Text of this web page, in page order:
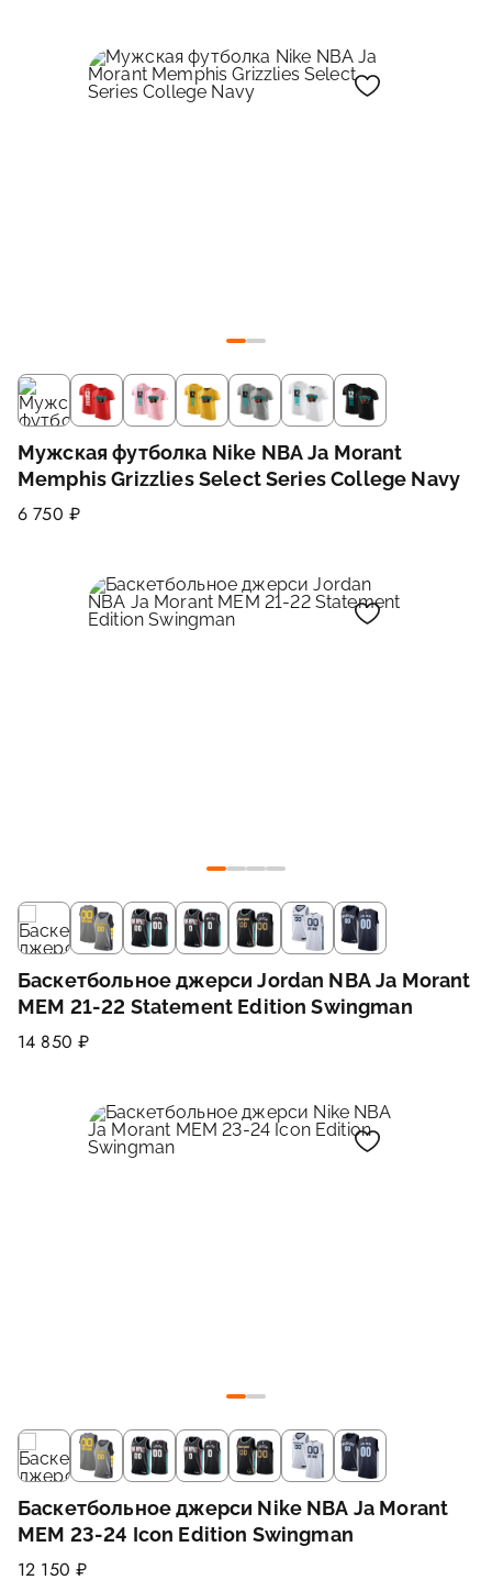
Мужская футболка Nike NBA Ja Morant
Memphis Grizzlies Select Series College Navy
6 750 ₽
Баскетбольное джерси Jordan NBA Ja Morant
MEM 21-22 Statement Edition Swingman
14 850 ₽
Баскетбольное джерси Nike NBA Ja Morant
MEM 23-24 Icon Edition Swingman
12 150 ₽